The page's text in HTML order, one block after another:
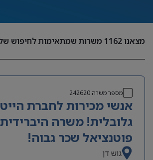
מצאנו1162 משרות שמתאימות לחיפוש
מספר משרה242620
אנשי מכירות לחברת
גלובלית! משרה
פוטנציאל שכר גבוה!
גוש דן